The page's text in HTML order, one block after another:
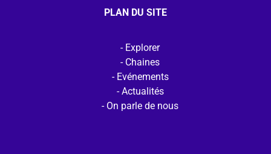
PLAN DU SITE
Explorer
Chaines
Evénements
Actualités
On parle de nous